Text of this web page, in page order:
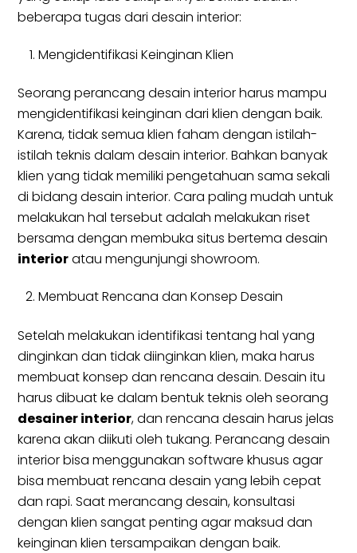
beberapa tugas dari desain interior:
Mengidentifikasi Keinginan Klien
Seorang perancang desain interior harus mampu
mengidentifikasi keinginan dari klien dengan baik.
Karena, tidak semua klien faham dengan istilah-
istilah teknis dalam desain interior. Bahkan banyak
klien yang tidak memiliki pengetahuan sama sekali
di bidang desain interior. Cara paling mudah untuk
melakukan hal tersebut adalah melakukan riset
bersama dengan membuka situs bertema desain
interioratau mengunjungi showroom.
Membuat Rencana dan Konsep Desain
Setelah melakukan identifikasi tentang hal yang
dinginkan dan tidak diinginkan klien, maka harus
membuat konsep dan rencana desain. Desain itu
harus dibuat ke dalam bentuk teknis oleh seorang
desainer interior, dan rencana desain harus jelas
karena akan diikuti oleh tukang. Perancang desain
interior bisa menggunakan software khusus agar
bisa membuat rencana desain yang lebih cepat
dan rapi. Saat merancang desain, konsultasi
dengan klien sangat penting agar maksud dan
keinginan klien tersampaikan dengan baik.